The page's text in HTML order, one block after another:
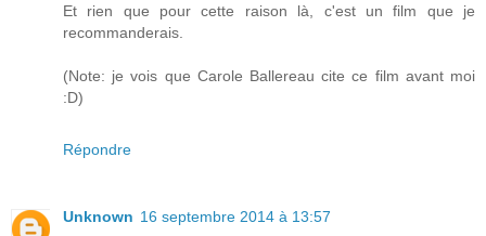
Et rien que pour cette raison là, c'est un film que je
recommanderais.
(Note: je vois que Carole Ballereau cite ce film avant moi
:D)
Répondre
Unknown 16 septembre 2014 à 13:57